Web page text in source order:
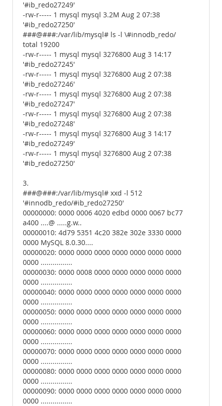
'#ib_redo27249'
-rw-r----- 1 mysql mysql 3.2M Aug 2 07:38
'#ib_redo27250'
###@###:/var/lib/mysql# ls -l \#innodb_redo/
total 19200
-rw-r----- 1 mysql mysql 3276800 Aug 3 14:17
'#ib_redo27245'
-rw-r----- 1 mysql mysql 3276800 Aug 2 07:38
'#ib_redo27246'
-rw-r----- 1 mysql mysql 3276800 Aug 2 07:38
'#ib_redo27247'
-rw-r----- 1 mysql mysql 3276800 Aug 2 07:38
'#ib_redo27248'
-rw-r----- 1 mysql mysql 3276800 Aug 3 14:17
'#ib_redo27249'
-rw-r----- 1 mysql mysql 3276800 Aug 2 07:38
'#ib_redo27250'
3.
###@###:/var/lib/mysql# xxd -l 512
'#innodb_redo/#ib_redo27250'
00000000: 0000 0006 4020 edbd 0000 0067 bc77
a400 ....@ .....g.w..
00000010: 4d79 5351 4c20 382e 302e 3330 0000
0000 MySQL 8.0.30....
00000020: 0000 0000 0000 0000 0000 0000 0000
0000 ................
00000030: 0000 0008 0000 0000 0000 0000 0000
0000 ................
00000040: 0000 0000 0000 0000 0000 0000 0000
0000 ................
00000050: 0000 0000 0000 0000 0000 0000 0000
0000 ................
00000060: 0000 0000 0000 0000 0000 0000 0000
0000 ................
00000070: 0000 0000 0000 0000 0000 0000 0000
0000 ................
00000080: 0000 0000 0000 0000 0000 0000 0000
0000 ................
00000090: 0000 0000 0000 0000 0000 0000 0000
0000 ................